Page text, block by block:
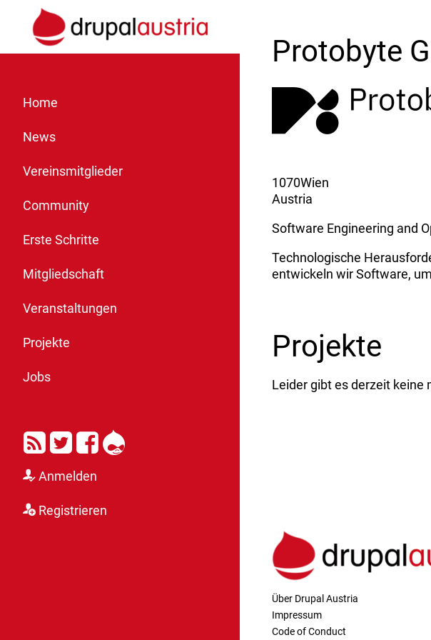
Home
News
Vereinsmitglieder
Community
Erste Schritte
Mitgliedschaft
Veranstaltungen
Projekte
Jobs
RSSTwitter
Facebook
Drupal
Anmelden
Registrieren
Protobyte
1070Wien
Austria
Software Engineering and
Technologische
entwickeln wir Software,
Projekte
Leider gibt es derzeit keine
Über Drupal Austria
Impressum
Code of Conduct